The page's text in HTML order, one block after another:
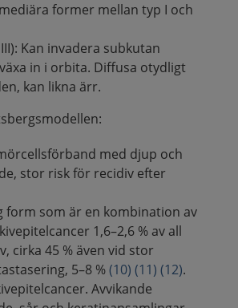
former mellan typ I och
Kan invadera subkutan
in i orbita. Diffusa otydligt
kan likna ärr.
med djup och
stor risk för recidiv efter
form som är en kombination av
1,6–2,6 % av all
cirka 45 % även vid stor
5–8 %(10) (11) (12).
Avvikande